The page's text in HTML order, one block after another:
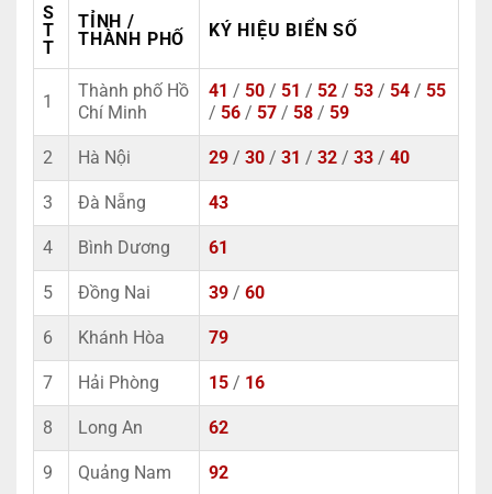
S
T
T
TỈNH /
THÀNH PHỐ
KÝ HIỆU BIỂN SỐ
1
Thành phố Hồ
Chí Minh
41 / 50 / 51 / 52 / 53 / 54 / 55
/ 56 / 57 / 58 / 59
2 Hà Nội 29 / 30 / 31 / 32 / 33 / 40
3 Đà Nẵng 43
4 Bình Dương 61
5 Đồng Nai 39 / 60
6 Khánh Hòa 79
7 Hải Phòng 15 / 16
8 Long An 62
9 Quảng Nam 92